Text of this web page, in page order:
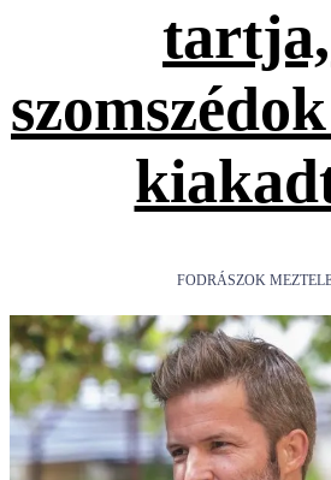
FODRÁSZOK